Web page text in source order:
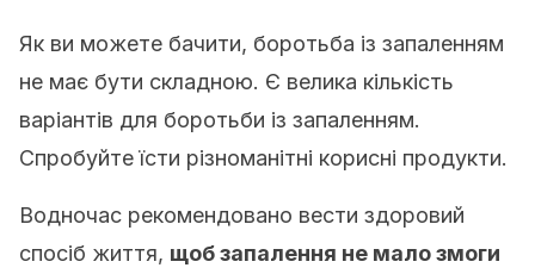
Як ви можете бачити, боротьба із запаленням
не має бути складною. Є велика кількість
варіантів для боротьби із запаленням.
Спробуйте їсти різноманітні корисні продукти.
Водночас рекомендовано вести здоровий
спосіб життя, щоб запалення не мало змоги